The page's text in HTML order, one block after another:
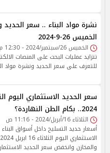
نشرة مواد البناء .. سعر الحديد
الخميس 26-9-2024
الخميس 26/سبتمبر/2024 - 12:30 م
تتزايد عمليات البحث على المنصات
للتعرف على سعر الحديد ونشرة مواد
2024.. بكام الطن النهاردة؟
الثلاثاء 16/أبريل/2024 - 11:16 ص
أسعار حديد التسليح داخل أسواق
والمخازن وانخفض سعر الحديد